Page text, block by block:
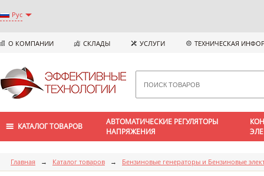
Рус
О КОМПАНИИ СКЛАДЫ УСЛУГИ ТЕХНИЧЕСКАЯ
КАТАЛОГ ТОВАРОВ
АВТОМАТИЧЕСКИЕ РЕГУЛЯТОРЫ
НАПРЯЖЕНИЯ
Главная → Каталог товаров → Бензиновые генераторы и Бензиновые